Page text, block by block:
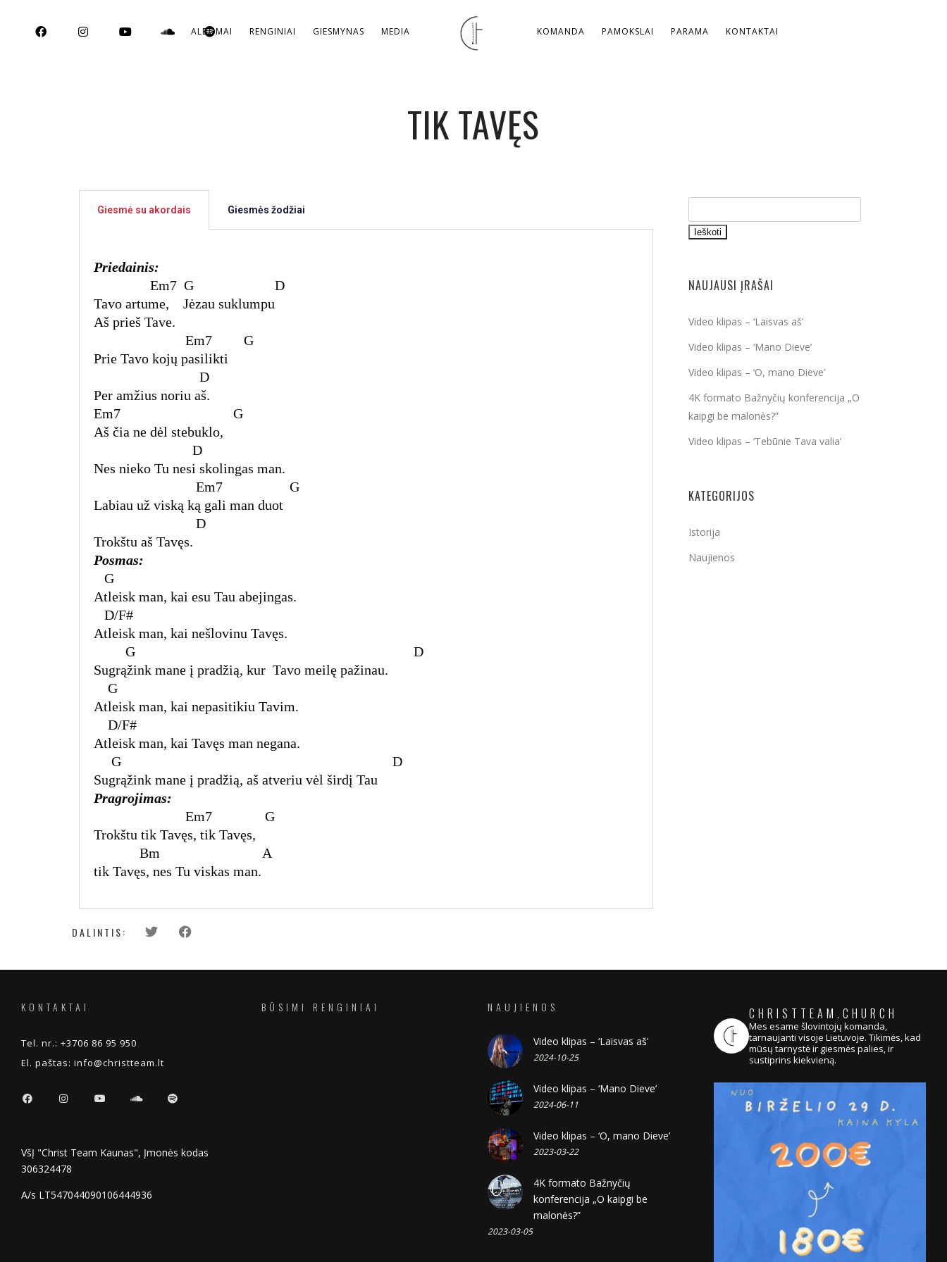
ALBUMAI RENGINIAI GIESMYNAS MEDIA KOMANDA PAMOKSLAI PARAMA KONTAKTAI
TIK TAVĘS
Giesmė su akordais Giesmės žodžiai
Priedainis:
Em7 G D
Tavo artume, Jėzau suklumpu
Aš prieš Tave.
Em7 G
Prie Tavo kojų pasilikti
D
Per amžius noriu aš.
Em7 G
Aš čia ne dėl stebuklo,
D
Nes nieko Tu nesi skolingas man.
Em7
G
Labiau už viską ką gali man duot
D
Trokštu aš Tavęs.
Posmas:
G
Atleisk man, kai esu Tau abejingas.
D/F#
Atleisk man, kai nešlovinu Tavęs.
G
D
Sugrąžink mane į pradžią, kur Tavo meilę pažinau.
G
Atleisk man, kai nepasitikiu Tavim.
D/F#
Atleisk man, kai Tavęs man negana.
G
D
Sugrąžink mane į pradžią, aš atveriu vėl širdį Tau
Pragrojimas:
Em7 G
Trokštu tik Tavęs, tik Tavęs,
Bm
A
tik Tavęs, nes Tu viskas man.
DALINTIS:
Ieškoti
NAUJAUSI ĮRAŠAI
Video klipas – ‘Laisvas aš’
Video klipas – ‘Mano Dieve’
Video klipas – ‘O, mano Dieve’
4K formato Bažnyčių konferencija „O
kaipgi be malonės?”
Video klipas – ‘Tebūnie Tava valia’
KATEGORIJOS
Istorija
Naujienos
KONTAKTAI
Tel. nr.: +3706 86 95 950
El. paštas: info@christteam.lt
VšĮ "Christ Team Kaunas", Įmonės kodas
306324478
A/s LT547044090106444936
BŪSIMI RENGINIAI NAUJIENOS
Video klipas – ‘Laisvas aš’
2024-10-25
Video klipas – ‘Mano Dieve’
2024-06-11
Video klipas – ‘O, mano Dieve’
2023-03-22
4K formato Bažnyčių
konferencija „O kaipgi be
malonės?”
2023-03-05
CHRISTTEAM.CHURCH
Mes esame šlovintojų komanda,
tarnaujanti visoje Lietuvoje. Tikimės, kad
mūsų tarnystė ir giesmės palies, ir
sustiprins kiekvieną.